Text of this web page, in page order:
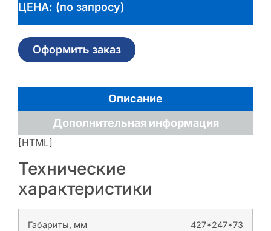
ЦЕНА: (по запросу)
Оформить заказ
Описание
Дополнительная информация
[HTML]
Технические
характеристики
Габариты, мм 427*247*73